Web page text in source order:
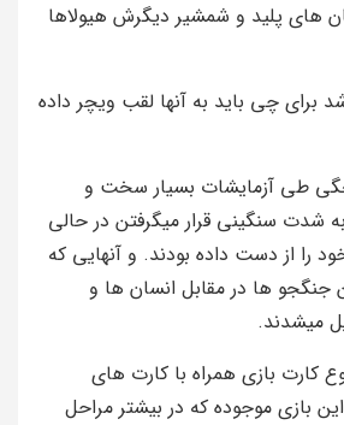
های پلید و شمشیر دیگرش هیولاها
برای چی باید به آنها لقب ویچر داده
طی آزمایشات بسیار سخت و
شدت سنگینی قرار میگرفتن در حالی
را از دست داده بودند. و آنهایی که
جنگجو ها در مقابل انسان ها و
میشدند.
کارت بازی همراه با کارت های
بازی موجوده که در بیشتر مراحل